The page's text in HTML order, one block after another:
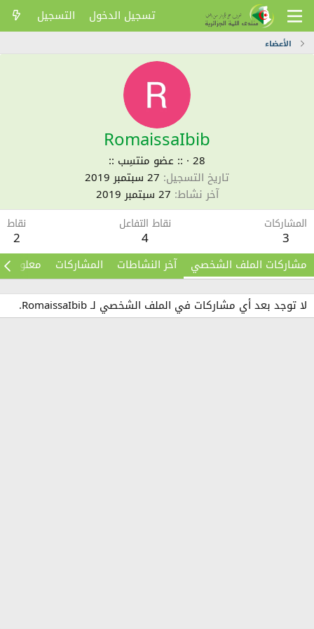
تسجيل الدخول التسجيل
الأعضاء
RomaissaIbib
:: عضو منتسِب :: · 28
تاريخ التسجيل 27 سبتمبر 2019
آخر نشاط 27 سبتمبر 2019
المشاركات
3
نقاط التفاعل
4
نقاط
2
مشاركات الملف الشخصي آخر النشاطات المشاركات معلومات
لا توجد بعد أي مشاركات في الملف الشخصي لـ RomaissaIbib.